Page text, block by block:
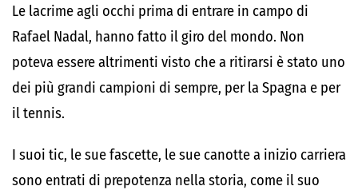
Le lacrime agli occhi prima di entrare in campo di
Rafael Nadal, hanno fatto il giro del mondo. Non
poteva essere altrimenti visto che a ritirarsi è stato uno
dei più grandi campioni di sempre, per la Spagna e per
il tennis.
I suoi tic, le sue fascette, le sue canotte a inizio carriera
sono entrati di prepotenza nella storia, come il suo